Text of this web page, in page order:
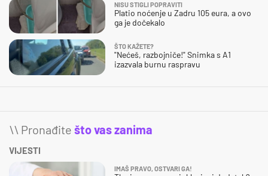
NISU STIGLI POPRAVITI
Platio noćenje u Zadru 105 eura, a ovo
ga je dočekalo
ŠTO KAŽETE?
"Nećeš, razbojniče!" Snimka s A1
izazvala burnu raspravu
\\ Pronađite što vas zanima
VIJESTI
IMAŠ PRAVO, OSTVARI GA!